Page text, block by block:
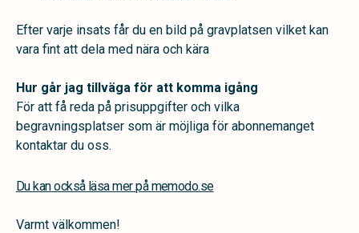
Efter varje insats får du en bild på gravplatsen vilket kan
vara fint att dela med nära och kära
Hur går jag tillväga för att komma igång
För att få reda på prisuppgifter och vilka
begravningsplatser som är möjliga för abonnemanget
kontaktar du oss.
Du kan också läsa mer på memodo.se
Varmt välkommen!